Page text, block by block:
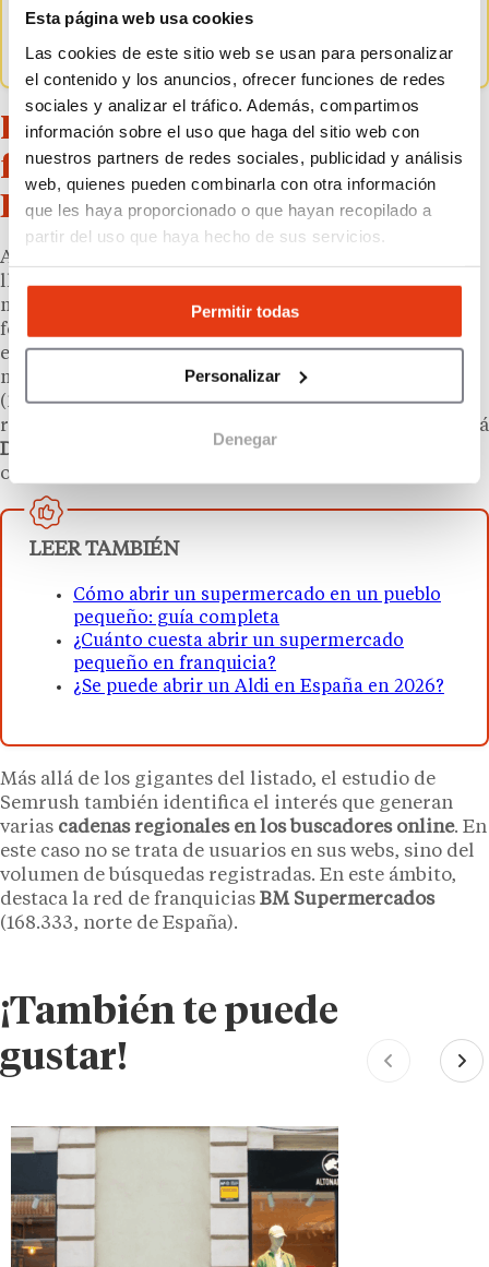
Esta página web usa cookies
Las cookies de este sitio web se usan para personalizar
el contenido y los anuncios, ofrecer funciones de redes
sociales y analizar el tráfico. Además, compartimos
información sobre el uso que haga del sitio web con
nuestros partners de redes sociales, publicidad y análisis
web, quienes pueden combinarla con otra información
que les haya proporcionado o que hayan recopilado a
partir del uso que haya hecho de sus servicios.
Permitir todas
Personalizar
Denegar
tiempo en el día a día, de acuerdo con los datos
de Semrush.
Los supermercados online que
franquician más visitados en
España
Aunque los porcentajes de crecimiento resultan
llamativos, el ranking de supermercados online con
mayor volumen medio de usuarios refleja una
fotografía distinta, con un líder en el mercado
español:Carrefour.es(12,08 millones), al que ha
mucha distancia le sigueCompraonline.alcampo.es
(2,36 millones) yEroski.es(2,02 millones). En el
ranking de los
también está
Dia.es
Consum.es
ofrece la marca
LEER TAMBIÉN
Cómo abrir un supermercado en un pueblo
pequeño: guía completa
¿Cuánto cuesta abrir un supermercado
pequeño en franquicia?
¿Se puede abrir un Aldi en España en 2026?
Más allá de los gigantes del listado, el estudio de
Semrush también identifica el interés que generan
varias cadenas regionales en los buscadores online. En
este caso no se trata de usuarios en sus webs, sino del
volumen de búsquedas registradas. En este ámbito,
destaca la red de franquicias BM Supermercados
(168.333, norte de España).
¡También te puede
gustar!